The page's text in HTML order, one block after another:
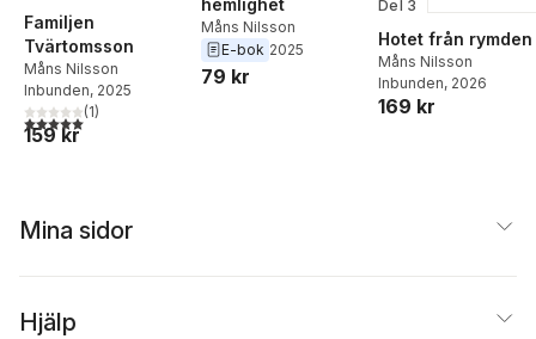
Familjen
Tvärtomsson
Måns Nilsson
Inbunden, 2025
5,0utav 5 stjärnor. Totalt antal röster:
(1)
159 kr
Måns Nilsson
E-bok 2025
79 kr
Del 3
Hotet från rymden
Måns Nilsson
Inbunden, 2026
169 kr
Mina sidor
Hjälp